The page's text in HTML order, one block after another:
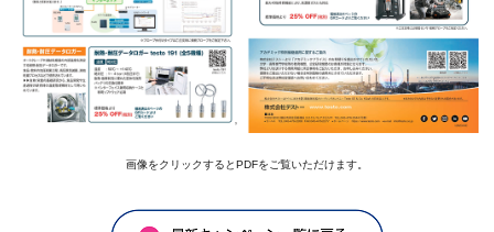
画像をクリックするとPDFをご覧いただけます。